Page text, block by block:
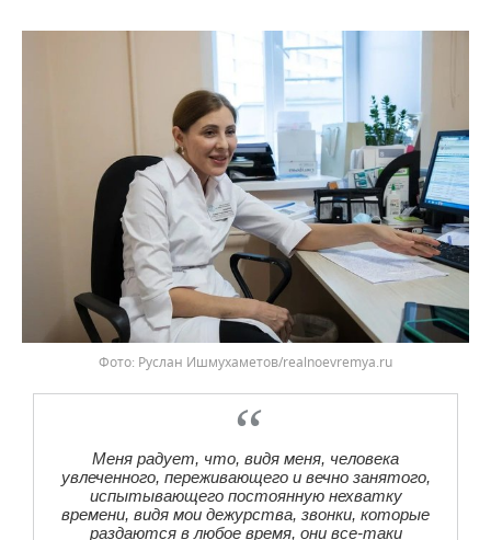
Фото: Руслан Ишмухаметов/realnoevremya.ru
Меня радует, что, видя меня, человека
увлеченного, переживающего и вечно занятого,
испытывающего постоянную нехватку
времени, видя мои дежурства, звонки, которые
раздаются в любое время, они все-таки